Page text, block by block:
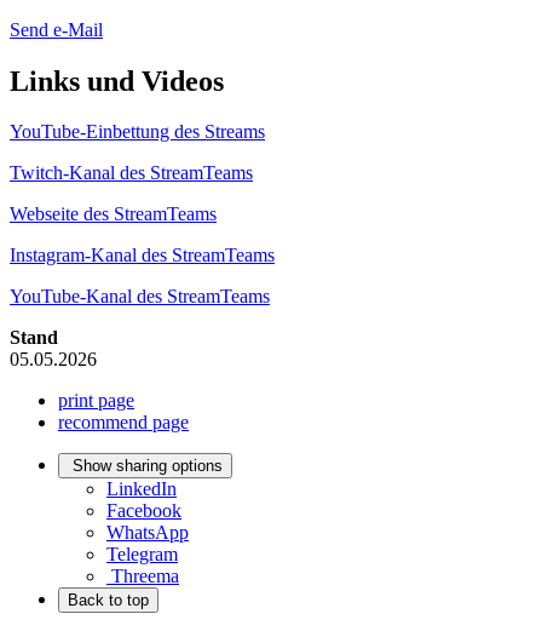
Send e-Mail
Links und Videos
YouTube-Einbettung des Streams
Twitch-Kanal des StreamTeams
Webseite des StreamTeams
Instagram-Kanal des StreamTeams
YouTube-Kanal des StreamTeams
Stand
05.05.2026
print page
recommend page
Show sharing options
LinkedIn
Facebook
WhatsApp
Telegram
Threema
Back to top